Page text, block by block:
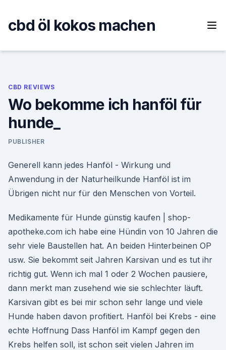
content
cbd öl kokos machen
CBD REVIEWS
Wo bekomme ich hanföl für
hunde_
PUBLISHER
Generell kann jedes Hanföl - Wirkung und
Anwendung in der Naturheilkunde Hanföl ist im
Übrigen nicht nur für den Menschen von Vorteil.
Medikamente für Hunde günstig kaufen | shop-
apotheke.com ich habe eine Hündin von 10 Jahren die
sehr viele Baustellen hat. An beiden Hinterbeinen OP
usw. Sie bekommt seit Jahren Karsivan und es tut ihr
richtig gut. Wenn ich mal 1 oder 2 Wochen pausiere,
dann merkt man zusehend wie sie schlechter läuft.
Karsivan gibt es bei mir schon sehr lange und viele
Hunde haben davon profitiert. Hanföl bei Krebs - eine
echte Hoffnung Dass Hanföl im Kampf gegen den
Krebs helfen soll, ist schon seit vielen Jahren im